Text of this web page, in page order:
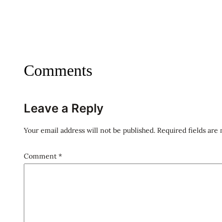
Comments
Leave a Reply
Your email address will not be published. Required fields are
Comment *